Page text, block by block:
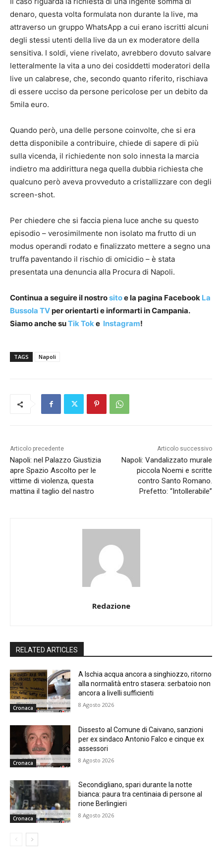
denaro, questa volta formulata non durante la live, ma
attraverso un gruppo WhatsApp a cui erano iscritti alcuni
degli stessi utenti della live da un ex moderatore della
sensitiva. I soldi, viene rivelato, avrebbero dovuto salvare
letteralmente la vita a uno dei cosiddetti moderatori della
live un calabrese, che, secondo quanto riferito, rischiava
di essere ucciso da persone pericolose per un debito da
5mila euro.
Quando però, una delle persone coinvolte, che si era
detta disponibile a contribuire, chiede di sapere di più
sulla vicenda, il richiedente non solo innesta la marcia
indietro ma addirittura nega quella dubbia richiesta che
qualcuno però aveva provveduto a cristallizzare con degli
screen-shot.
Per chiedere che si faccia piena luce anche su questo
episodio – verosimilmente non isolato ma frutto di un
modus operandi rodato e finalizzato mettere a segno una
truffa paventando il rischio di omicidio – è stata
presentata una denuncia alla Procura di Napoli.
Continua a seguire il nostrositoe la pagina Facebook La
Bussola TVper orientarti e informarti in Campania.
Siamo anche suTik Toke Instagram!
TAGS Napoli
Articolo precedente
Napoli: nel Palazzo Giustizia
apre Spazio Ascolto per le
vittime di violenza, questa
mattina il taglio del nastro
Articolo successivo
Napoli: Vandalizzato murale
piccola Noemi e scritte
contro Santo Romano.
Prefetto: “Intollerabile”
Redazione
RELATED ARTICLES
Cronaca
A Ischia acqua ancora a singhiozzo, ritorno
alla normalità entro stasera: serbatoio non
ancora a livelli sufficienti
8 Agosto 2026
Cronaca
Dissesto al Comune di Caivano, sanzioni
per ex sindaco Antonio Falco e cinque ex
assessori
8 Agosto 2026
Cronaca
Secondigliano, spari durante la notte
bianca: paura tra centinaia di persone al
rione Berlingieri
8 Agosto 2026